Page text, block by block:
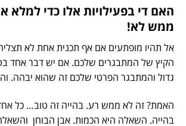
האם די בפעילויות אלו כדי למלא
ממש לא!
אל תהיו מופתעים אם אף תכנית אחת לא
הקיץ של המתבגרים שלכם. אם יש דבר אחד
גדול והמתבגר הפרטי שלכם זה שהוא יבהה.
האמת? זה לא ממש רע. בהייה זה טוב… כל
בהייה. השאלה היא הכמות. אבן הבוחן